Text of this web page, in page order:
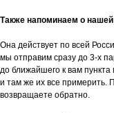
Также напоминаем о
Она действует по всей
мы отправим сразу до 3-х
до ближайшего к вам
и там же их все примерить.
возвращаете обратно.